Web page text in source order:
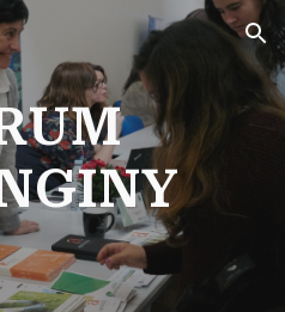
Skip to navigation